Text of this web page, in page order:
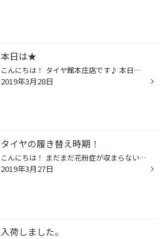
本日は★
こんにちは！ タイヤ館本庄店です♪ 本日木曜日はレディースdayです(^^)/ 沢山のご来店ありがとうございます！ 毎週火曜日、木曜日はレディースdayですので この機会にオイル交換しちゃいましょう★
2019年3月28日
タイヤの履き替え時期！
こんにちは！ まだまだ花粉症が収まらないですね＞＜ 今月愛車の車検を受け夏タイヤにも履き替えました！！ もともと母親が乗っていた車ですが・・・ 車のことは無知な母親・・・車検前にオイルを見ると！ いつ交換したのかな？って思うくらいオイルが大変なことになっていました＞＜ 前回の車検以...
2019年3月27日
入荷しました。